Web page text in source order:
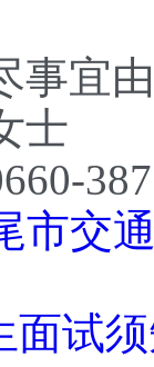
宜由
士
市交
面试